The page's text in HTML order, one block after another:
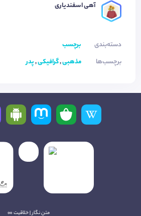
آهی اسفندیاری
دسته‌بندی
برچسب
برچسب‌ها
مذهبی,گرافیکی,پدر
متن نگار | خلاقیت ∞